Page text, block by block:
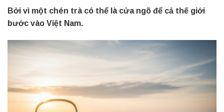
Bởi vì một chén trà có thể là cửa ngõ để cả thế giới
bước vào Việt Nam.